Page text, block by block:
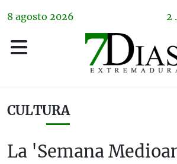
8 agosto 2026 2
CULTURA
La 'Semana